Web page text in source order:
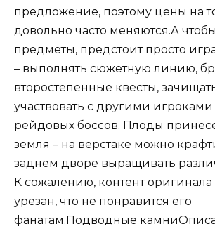
предложение, поэтому цены на
довольно часто меняются.А
предметы, предстоит просто
– выполнять сюжетную линию,
второстепенные квесты,
участвовать с другими игроками
рейдовых боссов. Плоды
земля – на верстаке можно
заднем дворе выращивать
К сожалению, контент
урезан, что не понравится его
фанатам.Подводные